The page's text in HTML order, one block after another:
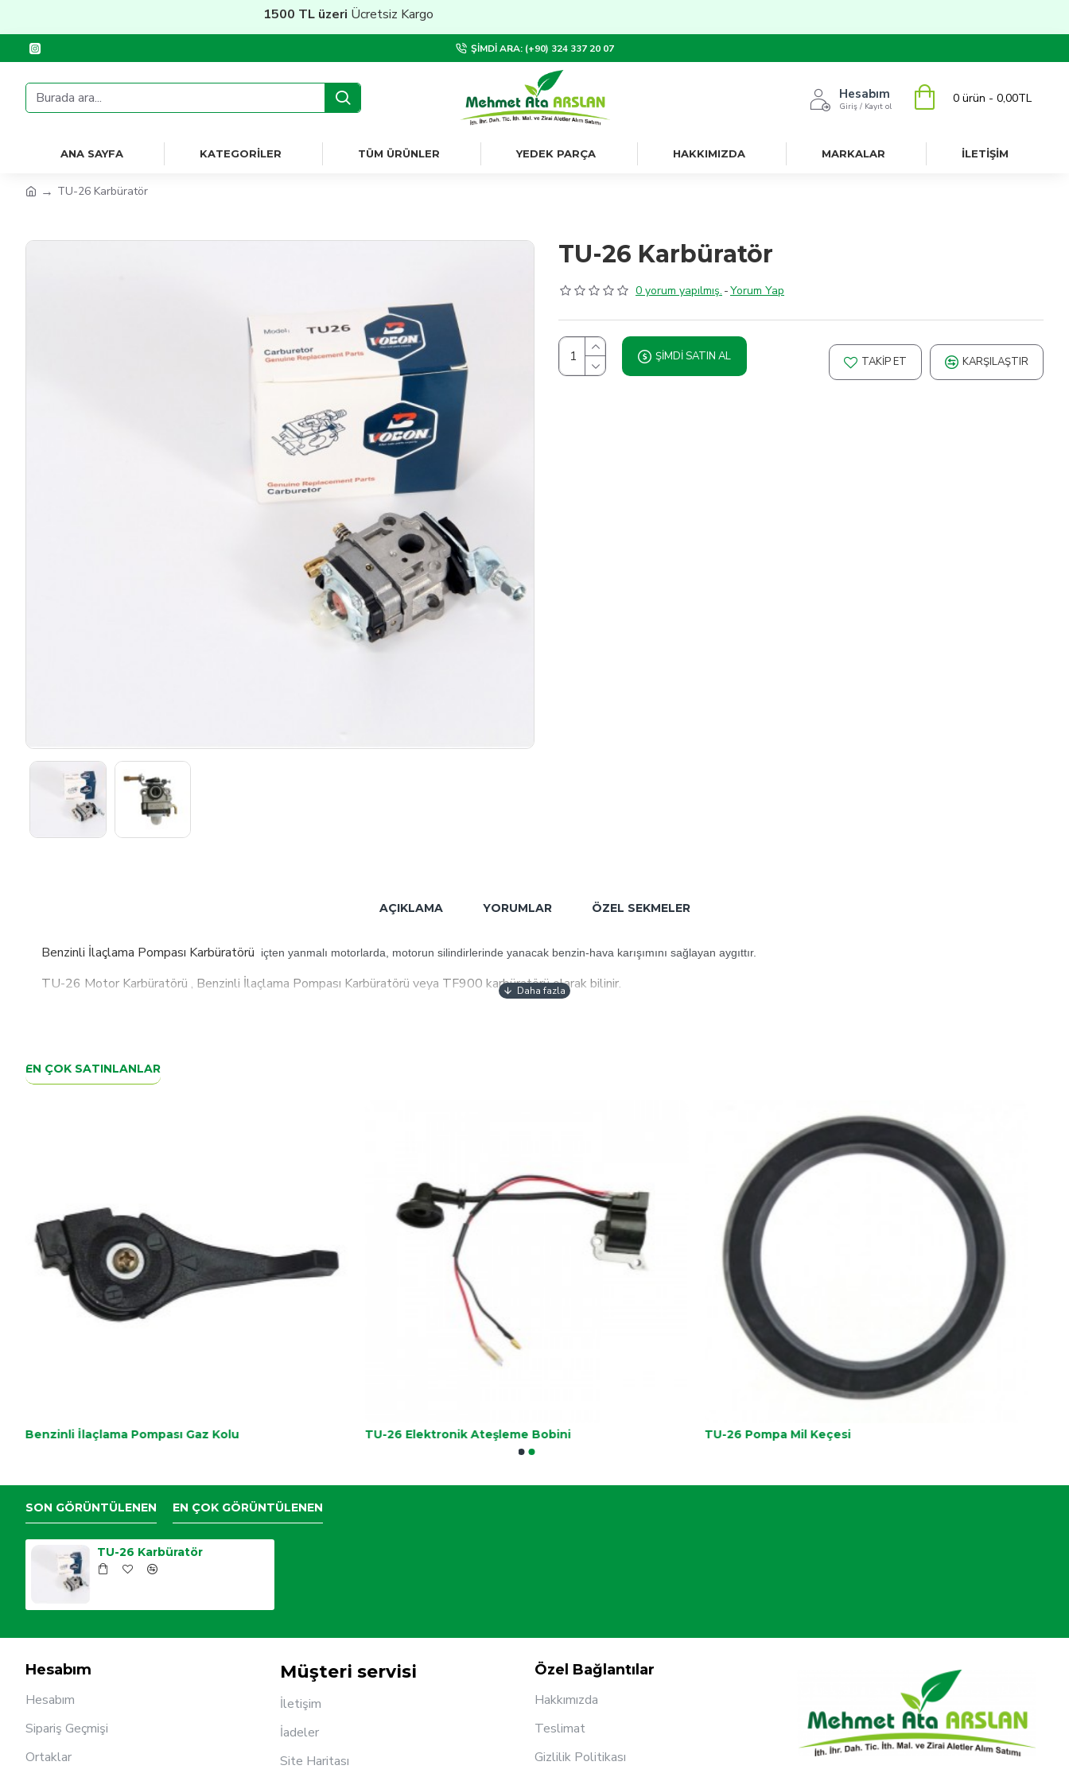
1500 TL üzeri Ücretsiz Kargo
ŞIMDI ARA: (+90) 324 337 20 07
Hesabım
Giriş / Kayıt ol
0 ürün - 0,00TL
ANA SAYFA KATEGORILER TÜM ÜRÜNLER YEDEK PARÇA HAKKIMIZDA MARKALAR İLETİŞİM
TU-26 Karbüratör
TU-26 Karbüratör
0 yorum yapılmış. -Yorum Yap
ŞIMDI SATIN AL TAKIP ET KARŞILAŞTIR
AÇIKLAMA YORUMLAR ÖZEL SEKMELER
Benzinli İlaçlama Pompası Karbüratörü içten yanmalı motorlarda, motorun silindirlerinde yanacak benzin-hava karışımını sağlayan aygıttır.
TU-26 Motor Karbüratörü , Benzinli İlaçlama Pompası Karbüratörü veya TF900 karbüratörü olarak bilinir.
EN ÇOK SATINLANLAR
Benzinli İlaçlama Pompası Gaz Kolu TU-26 Elektronik Ateşleme Bobini TU-26 Pompa Mil Keçesi
SON GÖRÜNTÜLENEN EN ÇOK GÖRÜNTÜLENEN
TU-26 Karbüratör
Hesabım
Hesabım
Sipariş Geçmişi
Ortaklar
Müşteri servisi
İletişim
İadeler
Site Haritası
Özel Bağlantılar
Hakkımızda
Teslimat
Gizlilik Politikası